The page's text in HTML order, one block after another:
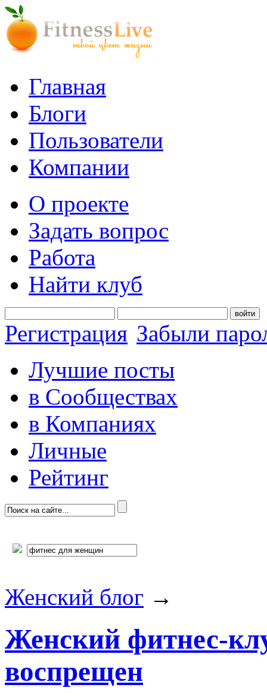
Главная
Блоги
Пользователи
Компании
О проекте
Задать вопрос
Работа
Найти клуб
войти
Регистрация Забыли
Лучшие посты
в Сообществах
в Компаниях
Личные
Рейтинг
Женский блог →
Женский фитнес-
воспрещен